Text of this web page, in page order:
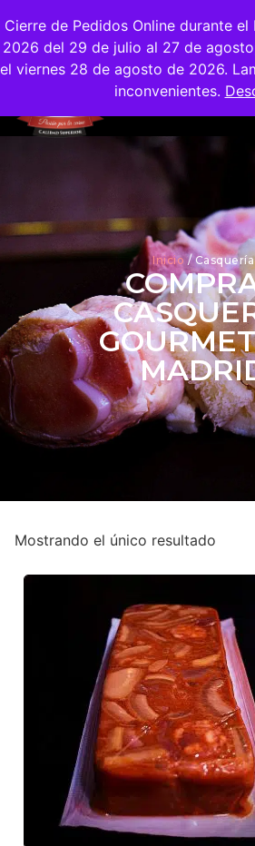
Cierre de Pedidos Online durante
2026 del 29 de julio al 27 de
el viernes 28 de agosto de 2026.
inconvenientes.
EnvíosGratisen la Ciudad de
Inicio / Casquería
Mostrando el único resultado